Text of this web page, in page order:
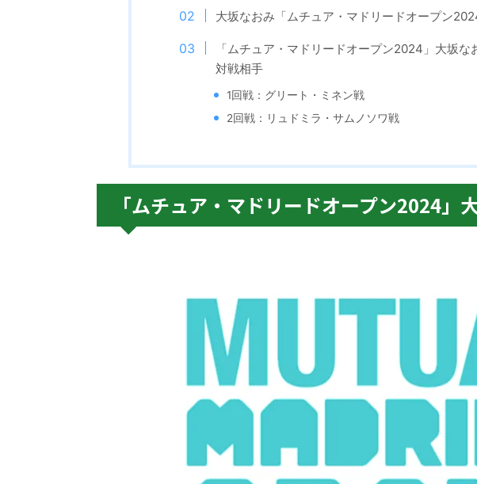
大坂なおみ「ムチュア・マドリードオープン
「ムチュア・マドリードオープン2024」大坂な
対戦相手
1回戦：グリート・ミネン戦
2回戦：リュドミラ・サムノソワ戦
「ムチュア・マドリードオープン2024」